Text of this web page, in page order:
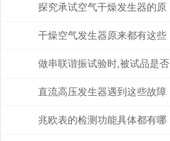
自动化控制？
探究承试空气干燥发生器的原
理与应用
干燥空气发生器原来都有这些
性能和特点
做串联谐振试验时,被试品是否
被击穿该如何判断？
直流高压发生器遇到这些故障
该如何处理？
兆欧表的检测功能具体都有哪